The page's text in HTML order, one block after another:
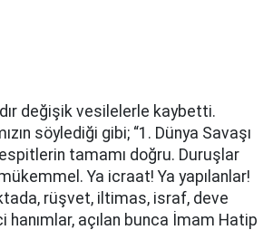
değişik vesilelerle kaybetti.
söylediği gibi; “1. Dünya Savaşı
tamamı doğru. Duruşlar
Ya icraat! Ya yapılanlar!
rüşvet, iltimas, israf, deve
hanımlar, açılan bunca İmam Hatip